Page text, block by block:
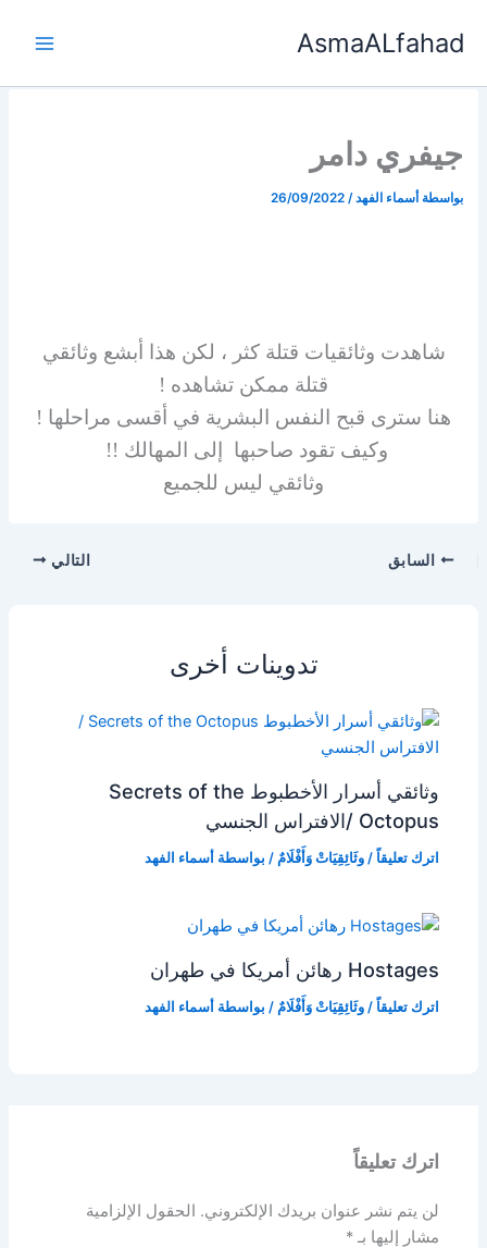
AsmaALfahad
جيفري دامر
بواسطة أسماء الفهد/
26/09/2022
شاهدت ⁧‫وثائقيات‬⁩ قتلة كثر ، لكن هذا أبشع وثائقي
قتلة ممكن تشاهده !
هنا سترى قبح النفس البشرية في أقسى مراحلها !
وكيف تقود صاحبها إلى المهالك !!
‏وثائقي ليس للجميع
السابق التالي
تدوينات أخرى
وثائقي أسرار الأخطبوط Secrets of the
Octopus /الافتراس الجنسي
اترك تعليقاً /وثَائِقِيَاتْ وَأَفْلَامٌ / بواسطة أسماء الفهد
Hostages رهائن أمريكا في طهران
اترك تعليقاً /وثَائِقِيَاتْ وَأَفْلَامٌ / بواسطة أسماء الفهد
اترك تعليقاً
لن يتم نشر عنوان بريدك الإلكتروني. الحقول الإلزامية
مشار إليها بـ*